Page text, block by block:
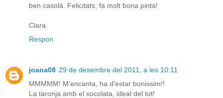
ben casolà. Felicitats, fa molt bona pinta!
Clara
Respon
joana08 29 de desembre del 2011, a les 10:11
MMMMM! M'encanta, ha d'estar bonissim!!
La taronja amb el xocolata, ideal del tot!